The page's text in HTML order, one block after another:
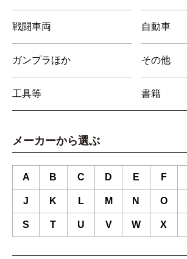
戦闘車両 自動車
ガンプラほか その他
工具等 書籍
メーカーから選ぶ
A B C D E F
J K L M N O
S T U V W X